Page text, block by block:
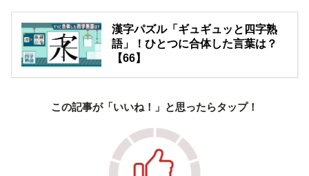
漢字パズル「ギュギュッと四字熟
語」！ひとつに合体した言葉は？
【66】
この記事が「いいね！」と思ったらタップ！